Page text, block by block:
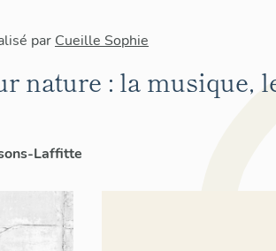
par Cueille Sophie
nature : la musique,
Laffitte